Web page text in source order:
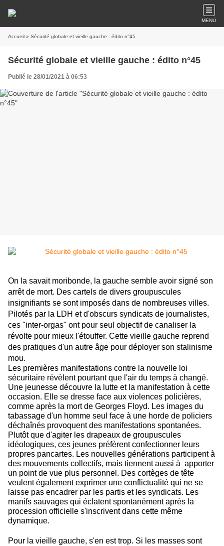
MENU
Accueil » Sécurité globale et vieille gauche : édito n°45
Sécurité globale et vieille gauche : édito n°45
Publié le 28/01/2021 à 06:53
On la savait moribonde, la gauche semble avoir signé son
arrêt de mort. Des cartels de divers groupuscules
insignifiants se sont imposés dans de nombreuses villes.
Pilotés par la LDH et d'obscurs syndicats de journalistes,
ces "inter-orgas" ont pour seul objectif de canaliser la
révolte pour mieux l'étouffer. Cette vieille gauche reprend
des pratiques d'un autre âge pour déployer son stalinisme
mou.
Les premières manifestations contre la nouvelle loi
sécuritaire révèlent pourtant que l'air du temps à changé.
Une jeunesse découvre la lutte et la manifestation à cette
occasion. Elle se dresse face aux violences policières,
comme après la mort de Georges Floyd. Les images du
tabassage d'un homme seul face à une horde de policiers
déchaînés provoquent des manifestations spontanées.
Plutôt que d'agiter les drapeaux de groupuscules
idéologiques, ces jeunes préfèrent confectionner leurs
propres pancartes. Les nouvelles générations participent à
des mouvements collectifs, mais tiennent aussi à apporter
un point de vue plus personnel. Des cortèges de tête
veulent également exprimer une conflictualité qui ne se
laisse pas encadrer par les partis et les syndicats. Les
manifs sauvages qui éclatent spontanément après la
procession officielle s'inscrivent dans cette même
dynamique.
Pour la vieille gauche, s'en est trop. Si les masses sont